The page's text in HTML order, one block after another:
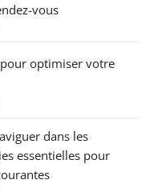
vous
optimiser votre
dans les
essentielles pour